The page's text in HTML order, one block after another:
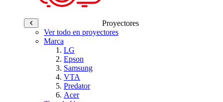
Proyectores
Ver todo en proyectores
Marca
LG
Epson
Samsung
VTA
Predator
Acer